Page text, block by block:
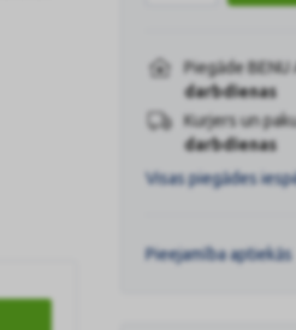
Piegāde BENU
darbdienas
Kurjers un
darbdienas
Visas piegādes
Pieejamība aptiekās